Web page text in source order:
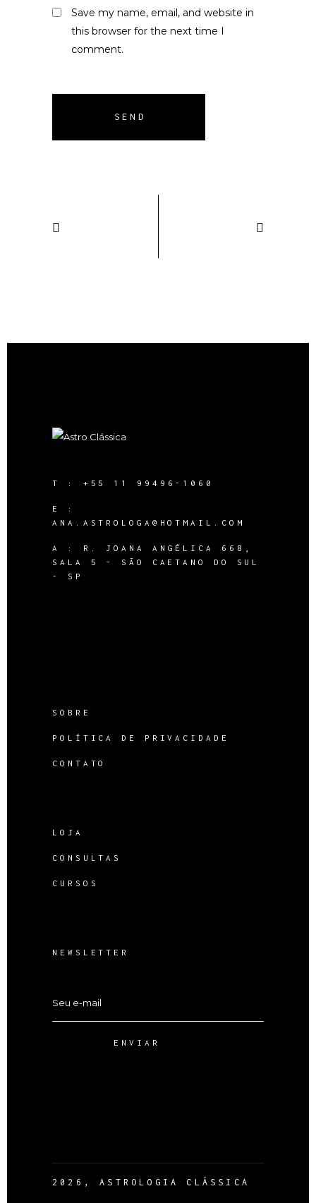
Save my name, email, and website in
this browser for the next time I
comment.
SEND
T : +55 11 99496-1060
E :
ANA.ASTROLOGA@HOTMAIL.COM
A :
R. JOANA ANGÉLICA 668,
SALA 5 - SÃO CAETANO DO SUL
- SP
SOBRE
POLÍTICA DE PRIVACIDADE
CONTATO
LOJA
CONSULTAS
CURSOS
NEWSLETTER
ENVIAR
2026, ASTROLOGIA CLÁSSICA